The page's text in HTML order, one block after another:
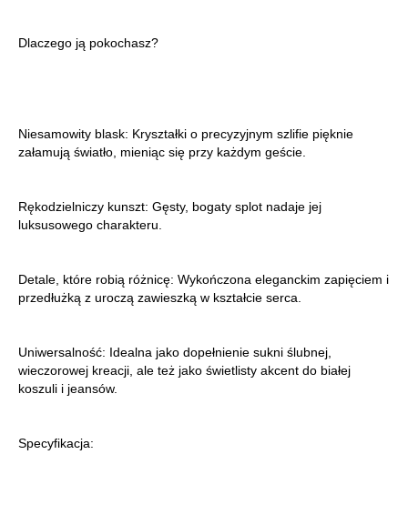
Dlaczego ją pokochasz?
Niesamowity blask: Kryształki o precyzyjnym szlifie pięknie
załamują światło, mieniąc się przy każdym geście.
Rękodzielniczy kunszt: Gęsty, bogaty splot nadaje jej
luksusowego charakteru.
Detale, które robią różnicę: Wykończona eleganckim zapięciem i
przedłużką z uroczą zawieszką w kształcie serca.
Uniwersalność: Idealna jako dopełnienie sukni ślubnej,
wieczorowej kreacji, ale też jako świetlisty akcent do białej
koszuli i jeansów.
Specyfikacja: